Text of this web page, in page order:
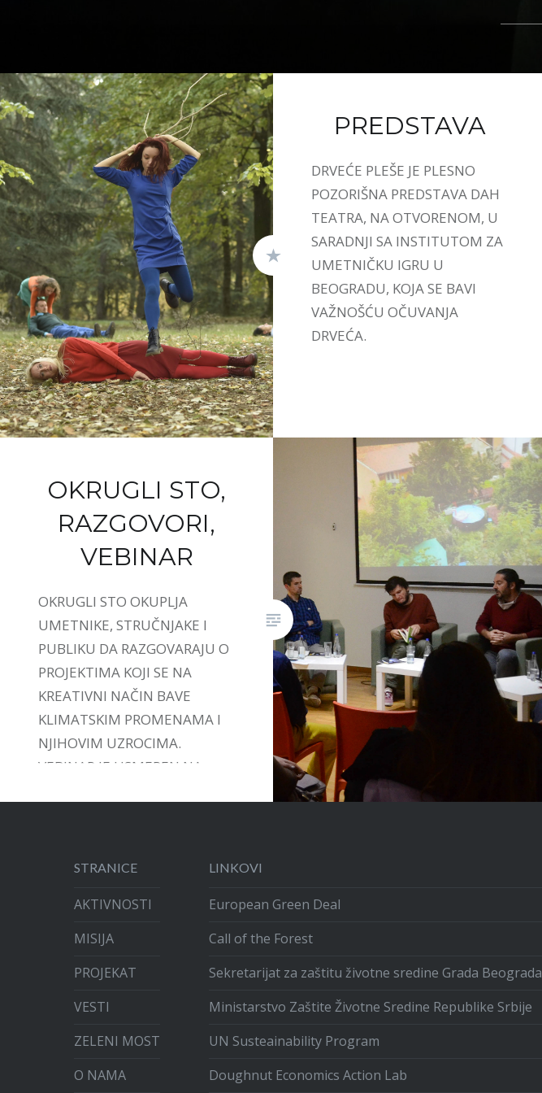
PREDSTAVA
DRVEĆE PLEŠE JE PLESNO
POZORIŠNA PREDSTAVA DAH
TEATRA, NA OTVORENOM, U
SARADNJI SA INSTITUTOM ZA
UMETNIČKU IGRU U
BEOGRADU, KOJA SE BAVI
VAŽNOŠĆU OČUVANJA
DRVEĆA.
OKRUGLI STO,
RAZGOVORI,
VEBINAR
OKRUGLI STO OKUPLJA
UMETNIKE, STRUČNJAKE I
PUBLIKU DA RAZGOVARAJU O
PROJEKTIMA KOJI SE NA
KREATIVNI NAČIN BAVE
KLIMATSKIM PROMENAMA I
NJIHOVIM UZROCIMA.
VEBINAR JE USMEREN NA
INICIJATIVA.
STRANICE
AKTIVNOSTI
MISIJA
PROJEKAT
VESTI
ZELENI MOST
O NAMA
LINKOVI
European Green Deal
Call of the Forest
Sekretarijat za zaštitu životne sredine Grada Beograda
Ministarstvo Zaštite Životne Sredine Republike Srbije
UN Susteainability Program
Doughnut Economics Action Lab